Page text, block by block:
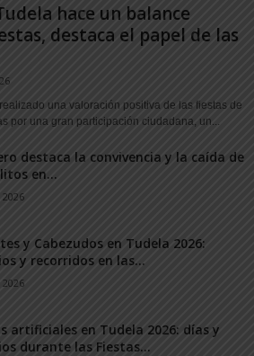
hace un balance
destaca el papel de las
una valoración positiva de las fiestas de
por una gran participación ciudadana, un...
destaca la convivencia y la caída de
en...
y Cabezudos en Tudela 2026:
y recorridos en las...
artificiales en Tudela 2026: días y
durante las Fiestas...